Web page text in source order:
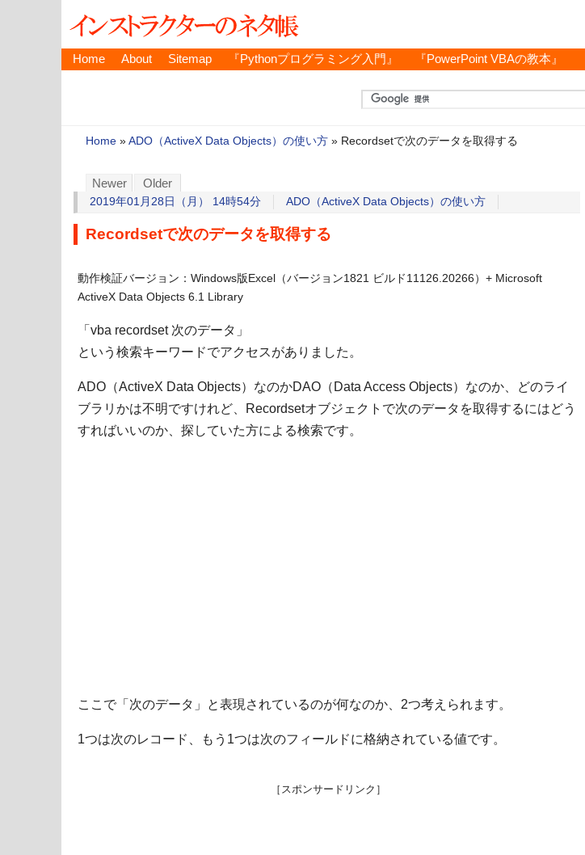
Home About Sitemap 『Pythonプログラミング入門』 『PowerPoint VBAの教本』
Home » ADO（ActiveX Data Objects）の使い方 » Recordsetで次のデータを取得する
Newer Older
2019年01月28日（月） 14時54分 ADO（ActiveX Data Objects）の使い方
Recordsetで次のデータを取得する
動作検証バージョン：Windows版Excel（バージョン1821 ビルド11126.20266）+ Microsoft
ActiveX Data Objects 6.1 Library
「vba recordset 次のデータ」
という検索キーワードでアクセスがありました。
ADO（ActiveX Data Objects）なのかDAO（Data Access Objects）なのか、どのライ
ブラリかは不明ですけれど、Recordsetオブジェクトで次のデータを取得するにはどう
すればいいのか、探していた方による検索です。
ここで「次のデータ」と表現されているのが何なのか、2つ考えられます。
1つは次のレコード、もう1つは次のフィールドに格納されている値です。
［スポンサードリンク］